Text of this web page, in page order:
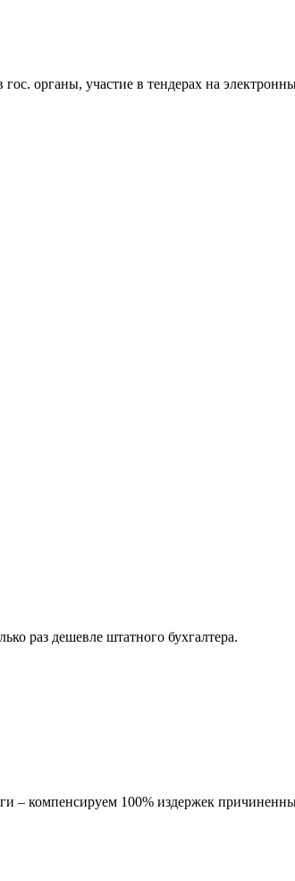
органы, участие в тендерах на
раз дешевле штатного бухгалтера.
– компенсируем 100% издержек